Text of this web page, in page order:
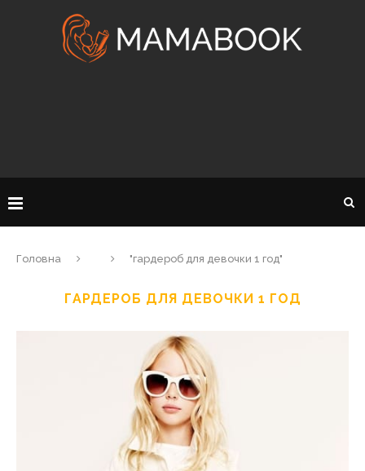
Головна "гардероб для девочки 1 год"
ГАРДЕРОБ ДЛЯ ДЕВОЧКИ 1 ГОД